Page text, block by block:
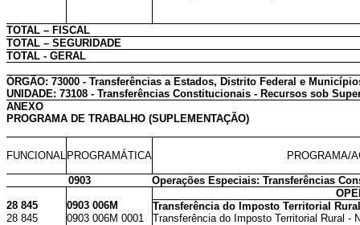
TOTAL – FISCAL
TOTAL – SEGURIDADE
TOTAL - GERAL
ÓRGÃO: 73000 - Transferências a Estados, Distrito Federal e
UNIDADE: 73108 - Transferências Constitucionais - Recursos sob
ANEXO
PROGRAMA DE TRABALHO (SUPLEMENTAÇÃO)
FUNCIONAL PROGRAMÁTICA PROGRAMA/
0903
Operações Especiais: Transferências
28 845
0903 006M
Transferência do Imposto Territorial Rural
28 845
0903 006M 0001
Transferência do Imposto Territorial Rural -